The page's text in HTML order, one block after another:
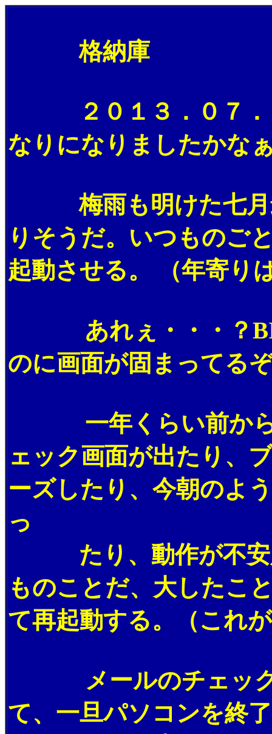
格納庫
２０１３．０７．１
なりになりましたかな
梅雨も明けた七月最
りそうだ。いつものご
起動させる。 （年寄り
あれぇ・・・？
のに画面が固まってる
一年くらい前から
ェック画面が出たり、
ーズしたり、今朝のよ
っ
たり、動作が不安
ものことだ、大したこ
て再起動する。（これ
メールのチェック
て、一旦パソコンを終